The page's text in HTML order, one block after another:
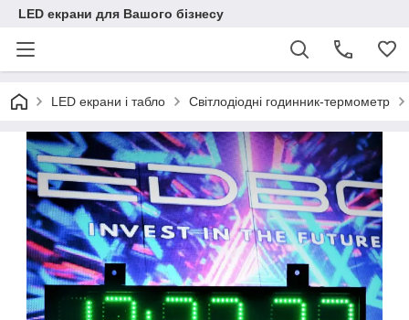
LED екрани для Вашого бізнесу
LED екрани і табло Світлодіодні годинник-термометр